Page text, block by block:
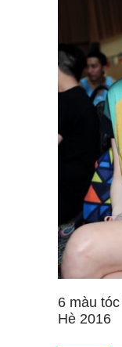
6 màu tóc
Hè 2016